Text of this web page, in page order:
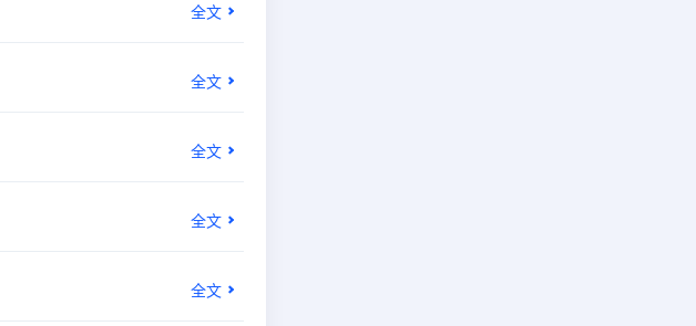
全文
全文
全文
全文
全文